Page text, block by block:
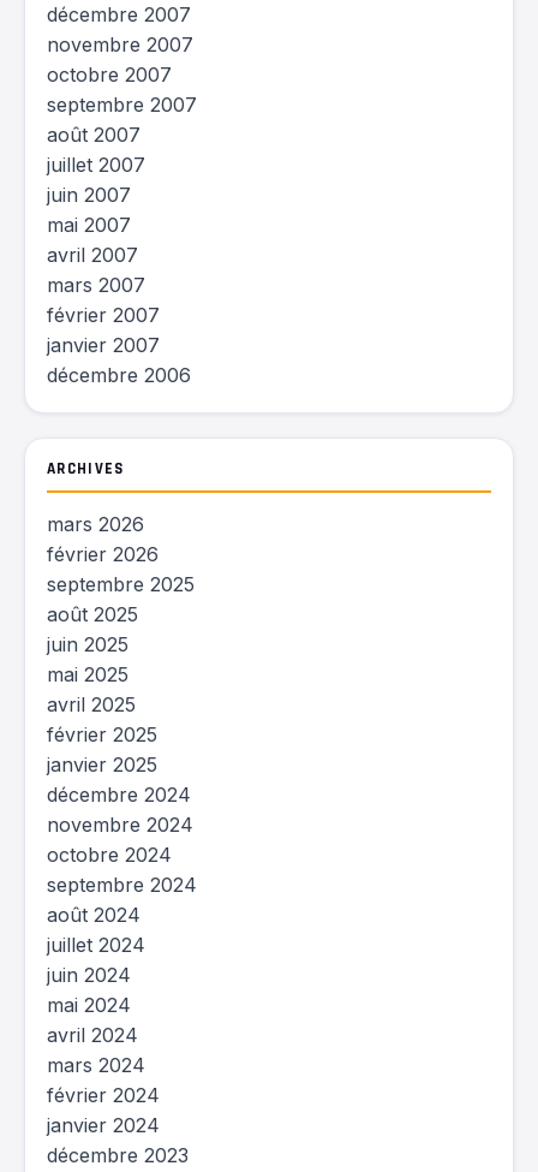
décembre 2007
novembre 2007
octobre 2007
septembre 2007
août 2007
juillet 2007
juin 2007
mai 2007
avril 2007
mars 2007
février 2007
janvier 2007
décembre 2006
ARCHIVES
mars 2026
février 2026
septembre 2025
août 2025
juin 2025
mai 2025
avril 2025
février 2025
janvier 2025
décembre 2024
novembre 2024
octobre 2024
septembre 2024
août 2024
juillet 2024
juin 2024
mai 2024
avril 2024
mars 2024
février 2024
janvier 2024
décembre 2023